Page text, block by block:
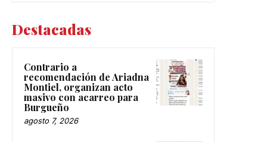
Destacadas
Contrario a
recomendación de Ariadna
Montiel, organizan acto
masivo con acarreo para
Burgueño
agosto 7, 2026